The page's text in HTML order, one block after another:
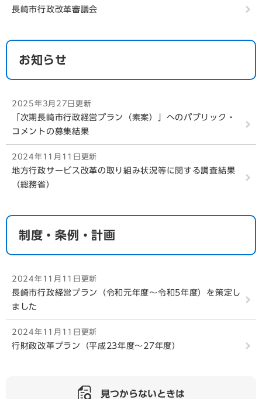
長崎市行政改革審議会
お知らせ
2025年3月27日更新
「次期長崎市行政経営プラン（素案）」へのパブリック・
コメントの募集結果
2024年11月11日更新
地方行政サービス改革の取り組み状況等に関する調査結果
（総務省）
制度・条例・計画
2024年11月11日更新
長崎市行政経営プラン（令和元年度～令和5年度）を策定し
ました
2024年11月11日更新
行財政改革プラン（平成23年度～27年度）
見つからないときは